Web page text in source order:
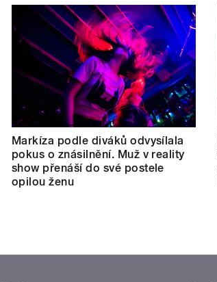
Markíza podle diváků odvysílala
pokus o znásilnění. Muž v reality
show přenáší do své postele
opilou ženu